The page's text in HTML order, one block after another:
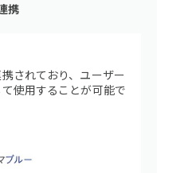
携
されており、ユーザー
使用することが可能で